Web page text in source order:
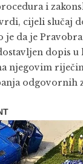
i
cijeli slučaj
da je
dopis u
njegovim
odgovornih